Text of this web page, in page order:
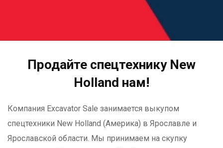
Продайте спецтехнику New
Holland нам!
Компания Excavator Sale занимается выкупом
спецтехники New Holland (Америка) в Ярославле и
Ярославской области. Мы принимаем на скупку